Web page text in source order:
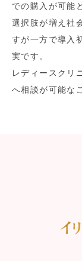
での購入が可能
選択肢が増え社
すが一方で導入
実です。
レディースクリ
へ相談が可能な